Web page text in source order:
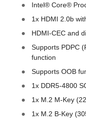
Intel® Core®
1x HDMI 2.0b
HDMI-CEC and
Supports PDPC
function
Supports OOB
1x DDR5-4800
1x M.2 M-Key
1x M.2 B-Key